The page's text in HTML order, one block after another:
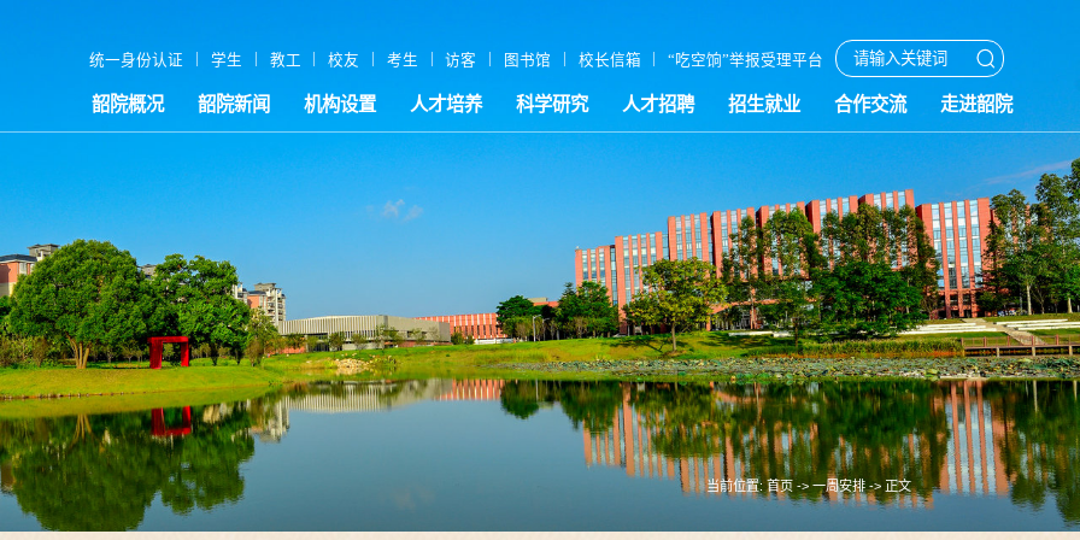
统一身份认证 | 学生 | 教工 | 校友 | 考生 | 访客 | 图书馆 | 校长信箱 | “吃空饷”举报受理平台
韶院概况 韶院新闻 机构设置 人才培养 科学研究 人才招聘 招生就业 合作交流 走进韶院
当前位置:首页 -> 一周安排 -> 正文